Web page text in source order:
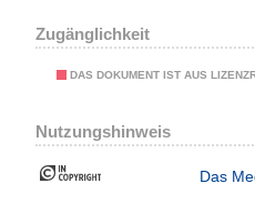
Zugänglichkeit
DAS DOKUMENT IST AUS
Nutzungshinweis
Das